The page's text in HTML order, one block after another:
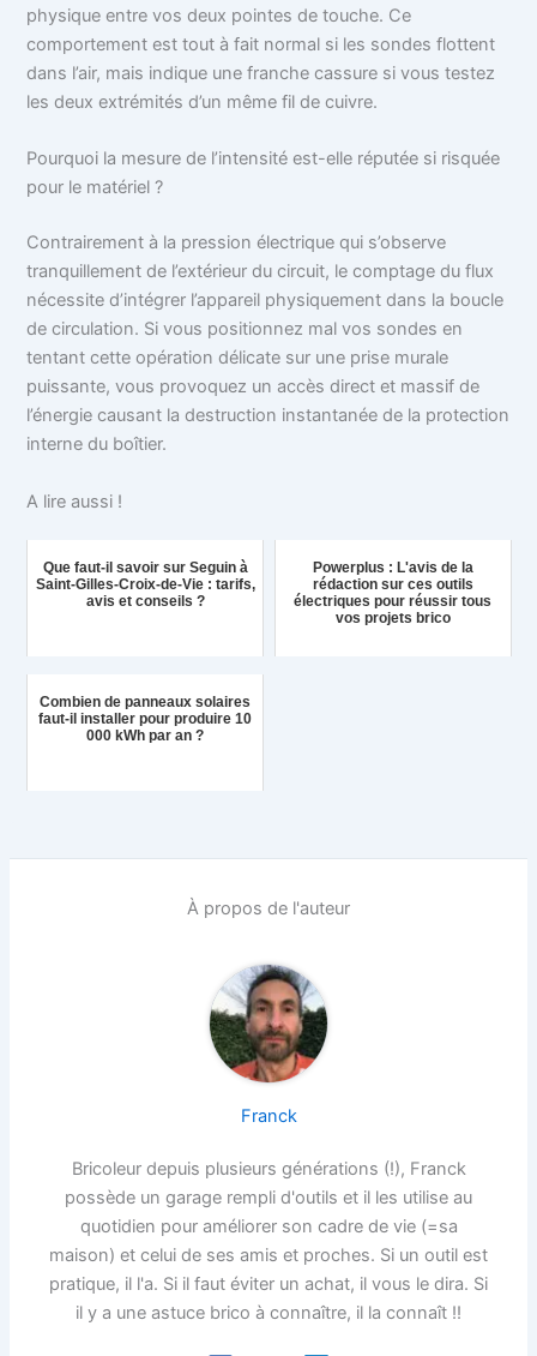
physique entre vos deux pointes de touche. Ce
comportement est tout à fait normal si les sondes flottent
dans l’air, mais indique une franche cassure si vous testez
les deux extrémités d’un même fil de cuivre.
Pourquoi la mesure de l’intensité est-elle réputée si risquée
pour le matériel ?
Contrairement à la pression électrique qui s’observe
tranquillement de l’extérieur du circuit, le comptage du flux
nécessite d’intégrer l’appareil physiquement dans la boucle
de circulation. Si vous positionnez mal vos sondes en
tentant cette opération délicate sur une prise murale
puissante, vous provoquez un accès direct et massif de
l’énergie causant la destruction instantanée de la protection
interne du boîtier.
A lire aussi !
Que faut-il savoir sur Seguin à
Saint-Gilles-Croix-de-Vie : tarifs,
avis et conseils ?
Powerplus : L'avis de la
rédaction sur ces outils
électriques pour réussir tous
vos projets brico
Combien de panneaux solaires
faut-il installer pour produire 10
000 kWh par an ?
À propos de l'auteur
Franck
Bricoleur depuis plusieurs générations (!), Franck
possède un garage rempli d'outils et il les utilise au
quotidien pour améliorer son cadre de vie (=sa
maison) et celui de ses amis et proches. Si un outil est
pratique, il l'a. Si il faut éviter un achat, il vous le dira. Si
il y a une astuce brico à connaître, il la connaît !!